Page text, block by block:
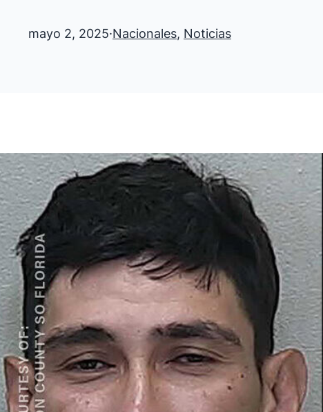
mayo 2, 2025·Nacionales, Noticias